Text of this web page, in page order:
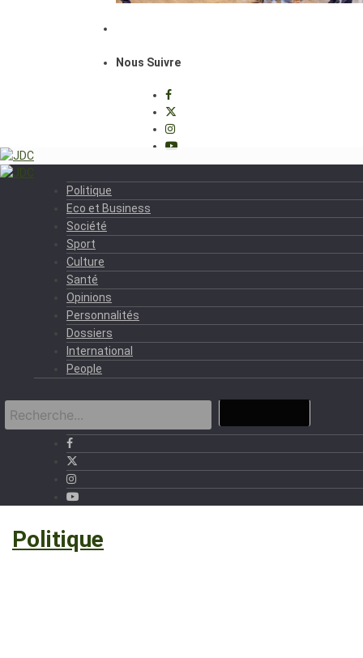
Nous Suivre
Politique
Eco et Business
Société
Sport
Culture
Santé
Opinions
Personnalités
Dossiers
International
People
Politique